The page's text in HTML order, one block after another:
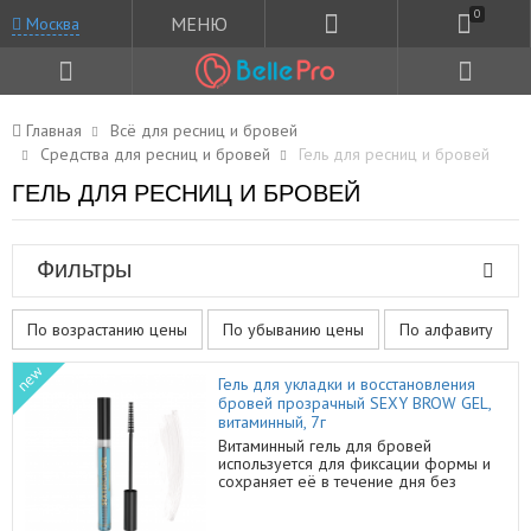
Москва МЕНЮ 0
Главная
Всё для ресниц и бровей
Средства для ресниц и бровей
Гель для ресниц и бровей
ГЕЛЬ ДЛЯ РЕСНИЦ И БРОВЕЙ
Фильтры
По возрастанию цены По убыванию цены По алфавиту
new
Гель для укладки и восстановления
бровей прозрачный SEXY BROW GEL,
витаминный, 7г
Витаминный гель для бровей
используется для фиксации формы и
сохраняет её в течение дня без